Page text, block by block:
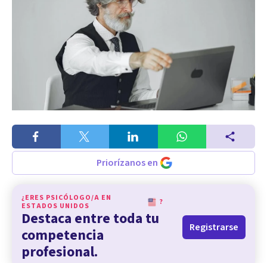
Priorízanos en
¿ERES PSICÓLOGO/A EN
ESTADOS UNIDOS
?
Destaca entre toda tu
competencia
profesional.
Registrarse